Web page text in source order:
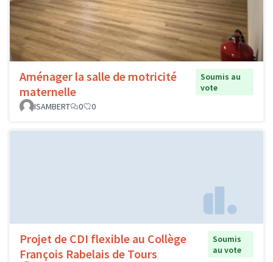
Aménager la salle de motricité
maternelle
Soumis au
vote
ISAMBERT
0 0
Projet de CDI flexible au Collège
François Rabelais de Tours
Soumis
au vote